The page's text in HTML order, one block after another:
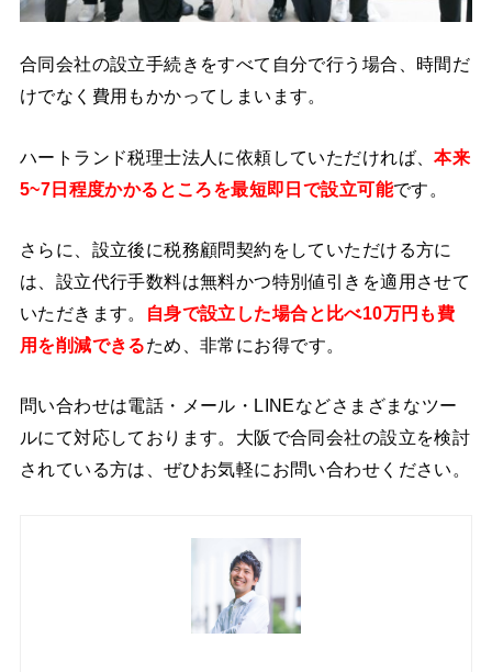
合同会社の設立手続きをすべて自分で行う場合、時間だ
けでなく費用もかかってしまいます。
ハートランド税理士法人に依頼していただければ、本来
5~7日程度かかるところを最短即日で設立可能です。
さらに、設立後に税務顧問契約をしていただける方に
は、設立代行手数料は無料かつ特別値引きを適用させて
いただきます。
自身で設立した場合と比べ10万円も費
用を削減できるため、非常にお得です。
問い合わせは電話・メール・LINEなどさまざまなツー
ルにて対応しております。大阪で合同会社の設立を検討
されている方は、ぜひお気軽にお問い合わせください。